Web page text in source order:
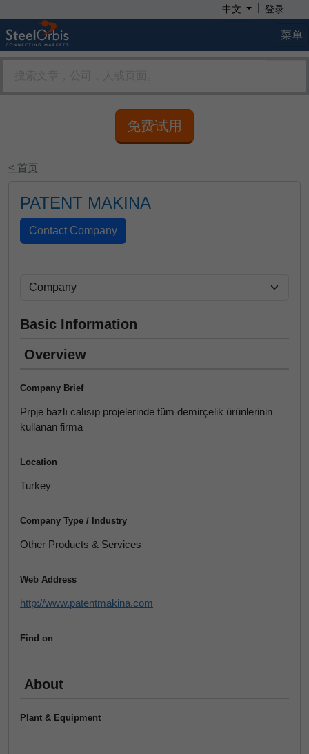
中文 | 登录
菜单
免费试用
< 首页
PATENT MAKINA
Basic Information
Overview
Company Brief
Prpje bazlı calısıp projelerinde tüm demirçelik ürünlerinin
kullanan firma
Location
Turkey
Company Type / Industry
Other Products & Services
Web Address
http://www.patentmakina.com
Find on
About
Plant & Equipment